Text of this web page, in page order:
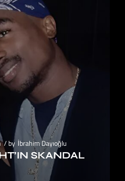
by İbrahim Dayıoğlu
SKANDAL